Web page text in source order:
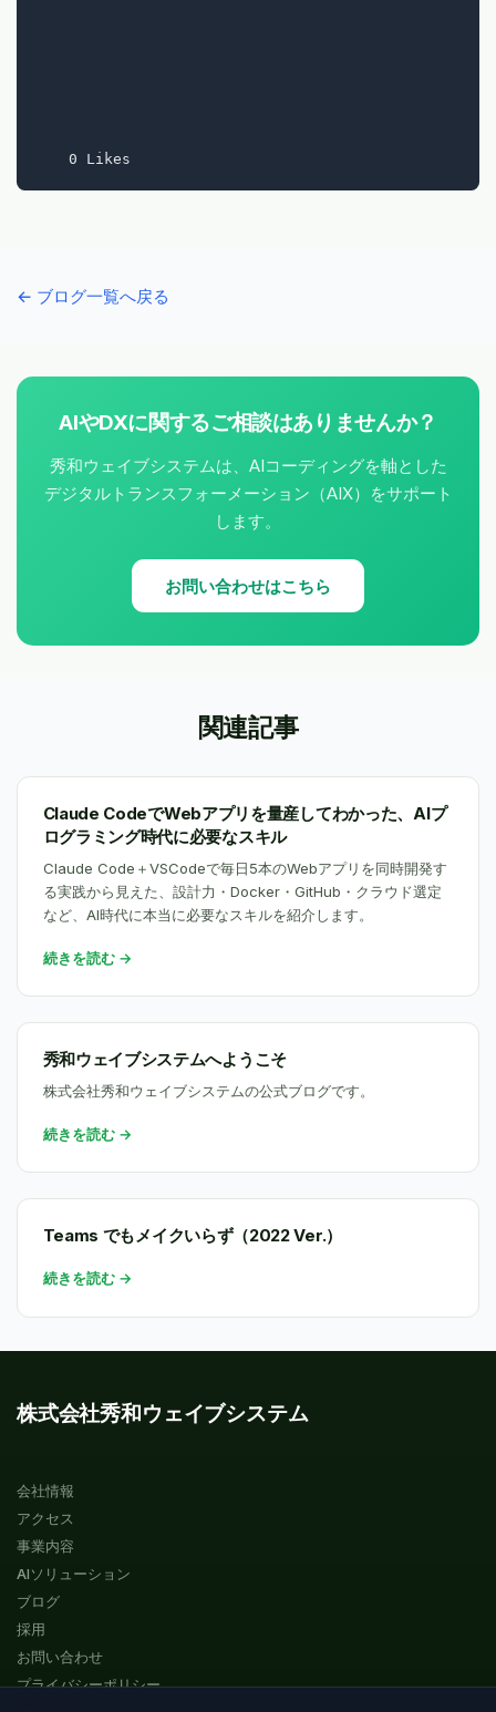
← ブログ一覧へ戻る
AIやDXに関するご相談はありませんか？
秀和ウェイブシステムは、AIコーディングを軸とした
デジタルトランスフォーメーション（AIX）をサポート
します。
お問い合わせはこちら
関連記事
Claude CodeでWebアプリを量産してわかった、AIプ
ログラミング時代に必要なスキル
Claude Code＋VSCodeで毎日5本のWebアプリを同時開発す
る実践から見えた、設計力・Docker・GitHub・クラウド選定
など、AI時代に本当に必要なスキルを紹介します。
続きを読む →
秀和ウェイブシステムへようこそ
株式会社秀和ウェイブシステムの公式ブログです。
続きを読む →
Teams でもメイクいらず（2022 Ver.）
続きを読む →
株式会社秀和ウェイブシステム
会社情報
アクセス
事業内容
AIソリューション
ブログ
採用
お問い合わせ
プライバシーポリシー